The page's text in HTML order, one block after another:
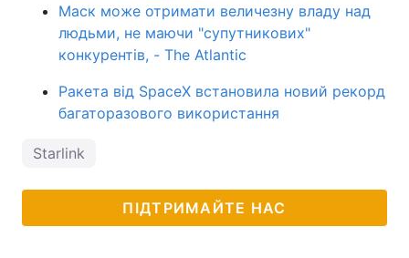
Маск може отримати величезну владу над
людьми, не маючи "супутникових"
конкурентів, - The Atlantic
Ракета від SpaceX встановила новий рекорд
багаторазового використання
Starlink
ПІДТРИМАЙТЕ НАС